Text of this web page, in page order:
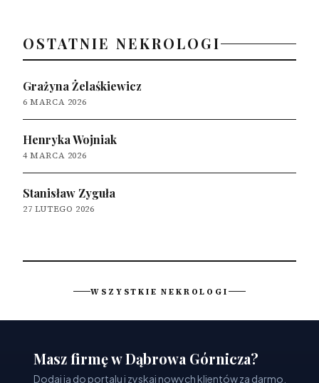
OSTATNIE NEKROLOGI
Grażyna Żelaśkiewicz
6 MARCA 2026
Henryka Wojniak
4 MARCA 2026
Stanisław Zyguła
27 LUTEGO 2026
WSZYSTKIE NEKROLOGI
Masz firmę w Dąbrowa Górnicza?
Dodaj ją do portalu i zyskaj nowych klientów za darmo.